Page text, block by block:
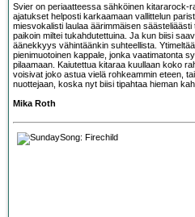
Svier on periaatteessa sähköinen kitararock-
ajatukset helposti karkaamaan vallittelun
miesvokalisti laulaa äärimmäisen
paikoin miltei tukahdutettuina. Ja kun biisi
äänekkyys vähintäänkin suhteellista.
pienimuotoinen kappale, jonka vaatimatonta
pilaamaan. Kaiutettua kitaraa kuullaan koko
voisivat joko astua vielä rohkeammin eteen,
nuottejaan, koska nyt biisi tipahtaa hieman
Mika Roth